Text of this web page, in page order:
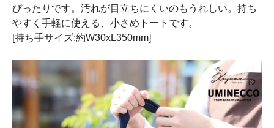
ぴったりです。汚れが目立ちにくいのもうれしい。持ち
やすく手軽に使える、小さめトートです。
[持ち手サイズ:約W30xL350mm]